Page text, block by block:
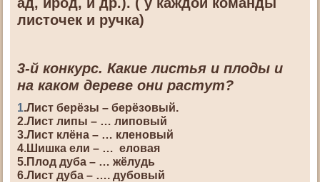
листочек и ручка)
3-й конкурс. Какие листья и плоды и
на каком дереве они растут?
1.Лист берёзы – берёзовый.
2.Лист липы – … липовый
3.Лист клёна – … кленовый
4.Шишка ели – … еловая
5.Плод дуба – … жёлудь
6.Лист дуба – …. дубовый